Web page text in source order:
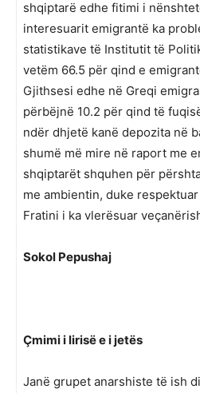
shqiptarë edhe fitimi i
interesuarit emigrantë ka
statistikave të Institutit të
vetëm 66.5 për qind e
Gjithsesi edhe në Greqi
përbëjnë 10.2 për qind të
ndër dhjetë kanë depozita në
shumë më mire në raport me
shqiptarët shquhen për
me ambientin, duke
Fratini i ka vlerësuar
Sokol Pepushaj
Çmimi i lirisë e i jetës
Janë grupet anarshiste të ish